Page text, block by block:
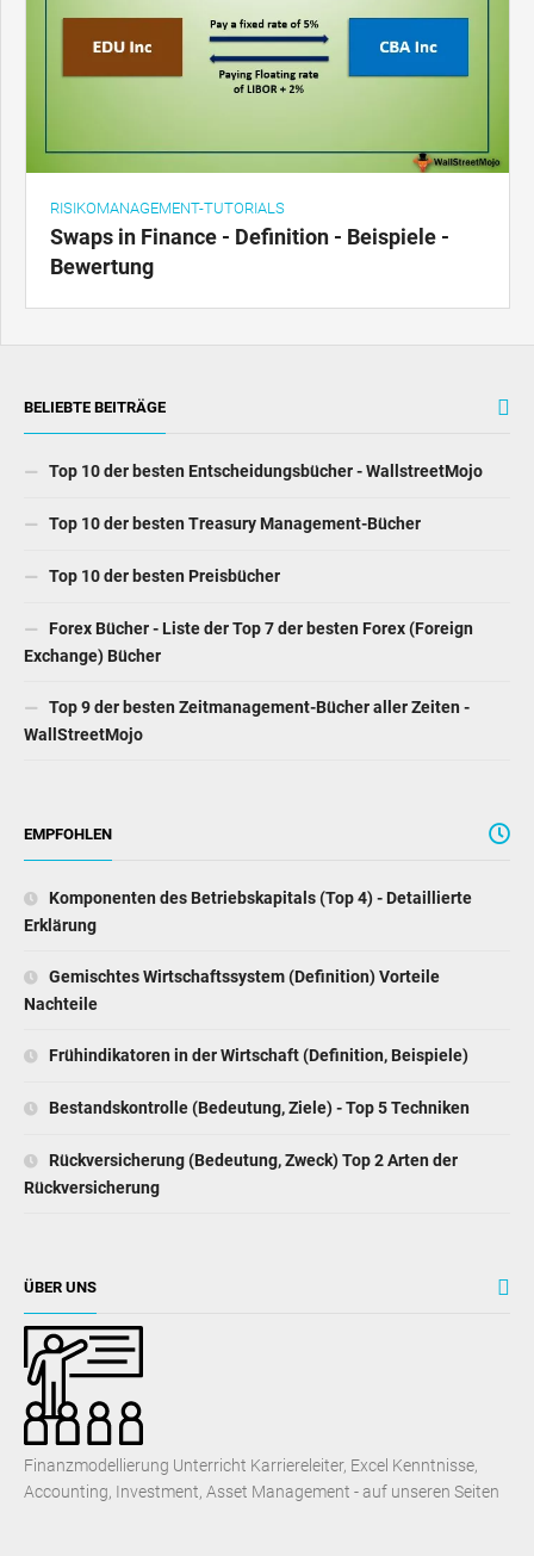
RISIKOMANAGEMENT-TUTORIALS
Swaps in Finance - Definition - Beispiele -
Bewertung
BELIEBTE BEITRÄGE
Top 10 der besten Entscheidungsbücher - WallstreetMojo
Top 10 der besten Treasury Management-Bücher
Top 10 der besten Preisbücher
Forex Bücher - Liste der Top 7 der besten Forex (Foreign
Exchange) Bücher
Top 9 der besten Zeitmanagement-Bücher aller Zeiten -
WallStreetMojo
EMPFOHLEN
Komponenten des Betriebskapitals (Top 4) - Detaillierte
Erklärung
Gemischtes Wirtschaftssystem (Definition) Vorteile
Nachteile
Frühindikatoren in der Wirtschaft (Definition, Beispiele)
Bestandskontrolle (Bedeutung, Ziele) - Top 5 Techniken
Rückversicherung (Bedeutung, Zweck) Top 2 Arten der
Rückversicherung
ÜBER UNS
Finanzmodellierung Unterricht Karriereleiter, Excel Kenntnisse,
Accounting, Investment, Asset Management - auf unseren Seiten